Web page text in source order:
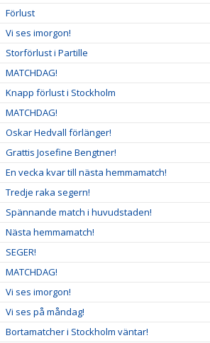
Förlust
Vi ses imorgon!
Storförlust i Partille
MATCHDAG!
Knapp förlust i Stockholm
MATCHDAG!
Oskar Hedvall förlänger!
Grattis Josefine Bengtner!
En vecka kvar till nästa hemmamatch!
Tredje raka segern!
Spännande match i huvudstaden!
Nästa hemmamatch!
SEGER!
MATCHDAG!
Vi ses imorgon!
Vi ses på måndag!
Bortamatcher i Stockholm väntar!